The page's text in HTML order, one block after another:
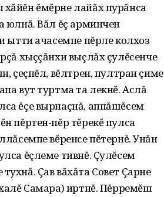
ĕмĕрне лайăх пурăнса
юлнă. Вăл ĕç арминчен
ытти ачасемпе пĕрле колхоз
хыççăнхи выçлăх çулĕсенче
çеçпĕл, вĕлтрен, пултран çиме
вут туртма та лекнĕ. Аслă
ĕçе вырнаçнă, аппăшĕсем
пĕртен-пĕр тĕрекĕ пулса
вĕренсе пĕтернĕ. Унăн
ĕçлеме тивнĕ. Çулĕсем
Çав вăхăта Совет Çарне
Самара) иртнĕ. Пĕрремĕш